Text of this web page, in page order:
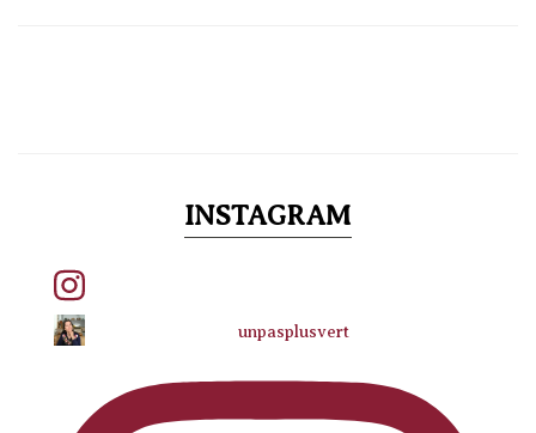
INSTAGRAM
unpasplusvert